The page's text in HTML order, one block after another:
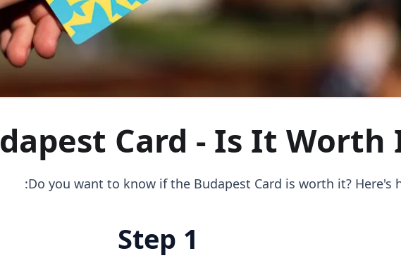
Card - Is It Worth
Do you want to know if the Budapest Card is worth it? Here's
Step 1